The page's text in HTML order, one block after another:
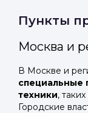
Пункты
Москва и
В Москве и
специальные
техники,
Городские